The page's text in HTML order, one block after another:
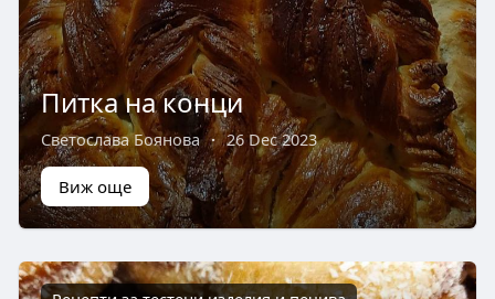
Питка на конци
Светослава Боянова · 26 Dec 2023
Виж още